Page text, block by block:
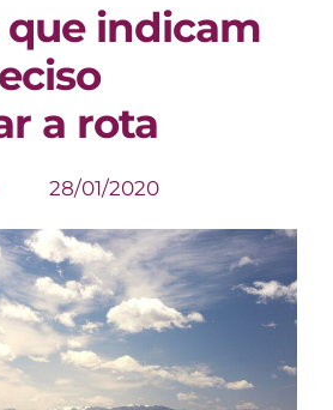
que indicam
a rota
28/01/2020